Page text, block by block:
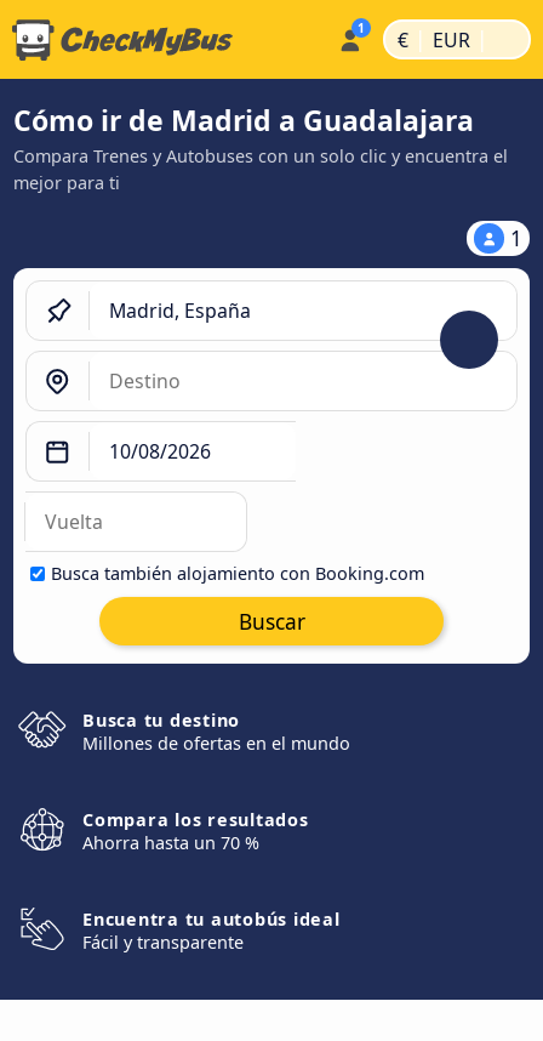
€ | EUR |
Cómo ir de Madrid a Guadalajara
Compara Trenes y Autobuses con un solo clic y encuentra el
mejor para ti
1
Busca también alojamiento con Booking.com
Buscar
Busca tu destino
Millones de ofertas en el mundo
Compara los resultados
Ahorra hasta un 70 %
Encuentra tu autobús ideal
Fácil y transparente